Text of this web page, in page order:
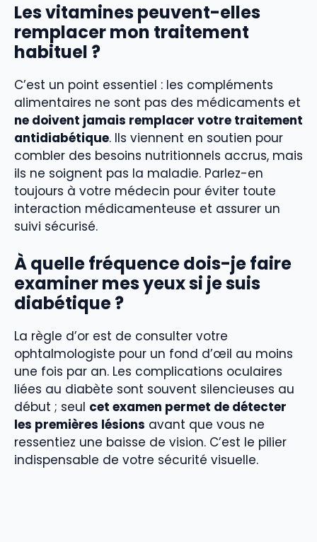
Les vitamines peuvent-elles
remplacer mon traitement
habituel ?
C’est un point essentiel : les compléments
alimentaires ne sont pas des médicaments et
ne doivent jamais remplacer votre traitement
antidiabétique. Ils viennent en soutien pour
combler des besoins nutritionnels accrus, mais
ils ne soignent pas la maladie. Parlez-en
toujours à votre médecin pour éviter toute
interaction médicamenteuse et assurer un
suivi sécurisé.
À quelle fréquence dois-je faire
examiner mes yeux si je suis
diabétique ?
La règle d’or est de consulter votre
ophtalmologiste pour un fond d’œil au moins
une fois par an. Les complications oculaires
liées au diabète sont souvent silencieuses au
début ; seul cet examen permet de détecter
les premières lésions avant que vous ne
ressentiez une baisse de vision. C’est le pilier
indispensable de votre sécurité visuelle.